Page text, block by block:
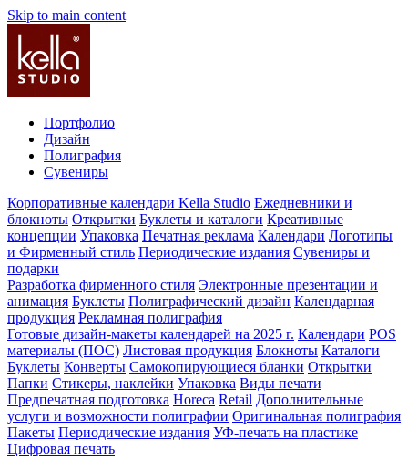
Skip to main content
Портфолио
Дизайн
Полиграфия
Сувениры
Корпоративные календари Kella Studio Ежедневники и
блокноты Открытки Буклеты и каталоги Креативные
концепции Упаковка Печатная реклама Календари Логотипы
и Фирменный стиль Периодические издания Сувениры и
подарки
Разработка фирменного стиля Электронные презентации и
анимация Буклеты Полиграфический дизайн Календарная
продукция Рекламная полиграфия
Готовые дизайн-макеты календарей на 2025 г. Календари POS
материалы (ПОС) Листовая продукция Блокноты Каталоги
Буклеты Конверты Самокопирующиеся бланки Открытки
Папки Стикеры, наклейки Упаковка Виды печати
Предпечатная подготовка Horeca Retail Дополнительные
услуги и возможности полиграфии Оригинальная полиграфия
Пакеты Периодические издания УФ-печать на пластике
Цифровая печать